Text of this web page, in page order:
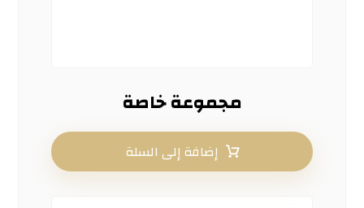
مجموعة خاصة
إضافة إلى السلة